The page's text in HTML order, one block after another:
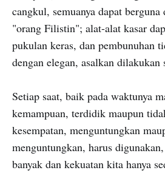
cangkul, semuanya dapat
"orang Filistin"; alat-alat kasar
pukulan keras, dan pembunuhan
dengan elegan, asalkan dilakukan
Setiap saat, baik pada waktunya
kemampuan, terdidik maupun
kesempatan, menguntungkan
menguntungkan, harus
banyak dan kekuatan kita hanya